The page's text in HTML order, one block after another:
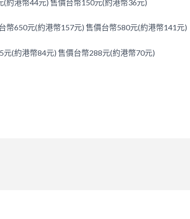
(約港幣44元) 售價台幣150元(約港幣36元)
幣650元(約港幣157元) 售價台幣580元(約港幣141元)
元(約港幣84元) 售價台幣288元(約港幣70元)